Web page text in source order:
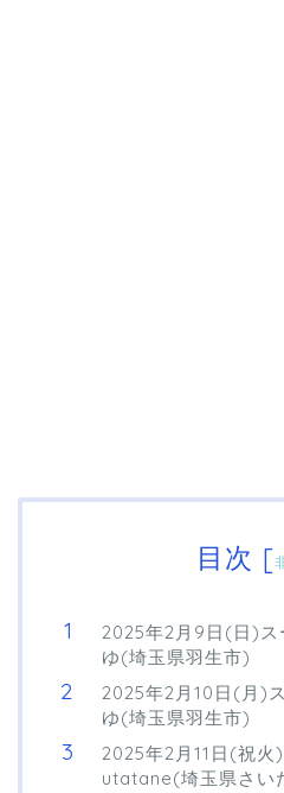
目次 [
2025年2月9日(日)ス
ゆ(埼玉県羽生市)
2025年2月10日(月)
ゆ(埼玉県羽生市)
2025年2月11日(祝
utatane(埼玉県さい